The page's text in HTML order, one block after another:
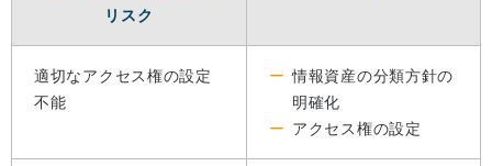
リスク
適切なアクセス権の設定
不能
情報資産の分類方針の
明確化
アクセス権の設定